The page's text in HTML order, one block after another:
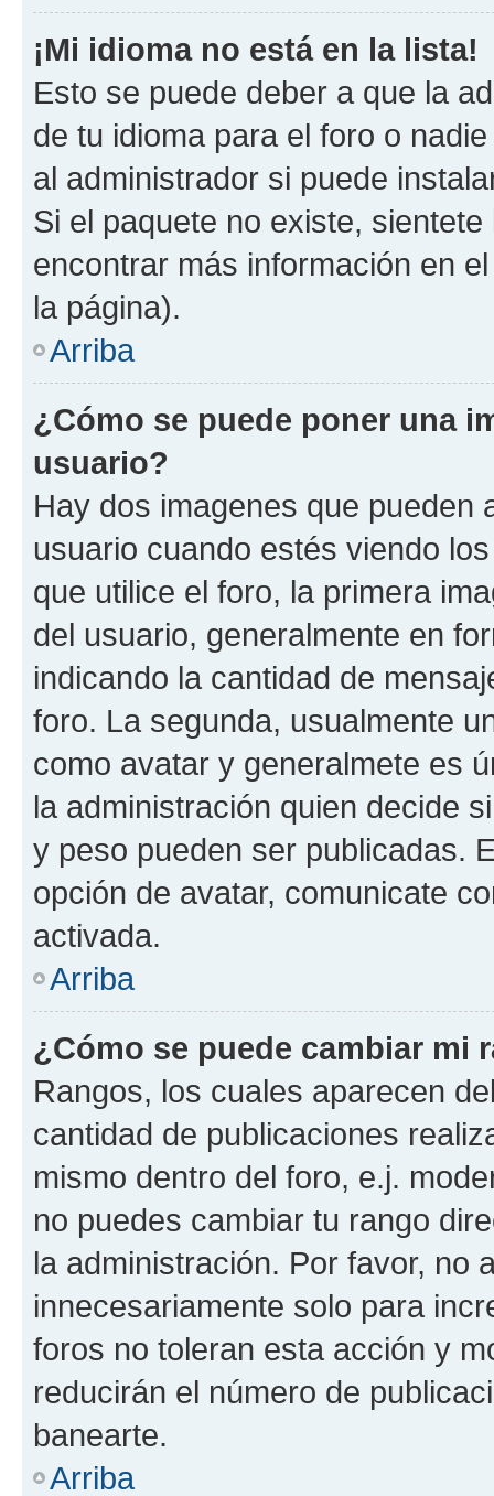
¡Mi idioma no está en la lista!
Esto se puede deber a que la
de tu idioma para el foro o
al administrador si puede
Si el paquete no existe,
encontrar más información en
la página).
Arriba
¿Cómo se puede poner una
usuario?
Hay dos imagenes que pueden
usuario cuando estés viendo
que utilice el foro, la primera
del usuario, generalmente en
indicando la cantidad de
foro. La segunda, usualmente
como avatar y generalmete es
la administración quien decide
y peso pueden ser publicadas.
opción de avatar, comunicate
activada.
Arriba
¿Cómo se puede cambiar mi
Rangos, los cuales aparecen
cantidad de publicaciones
mismo dentro del foro, e.j.
no puedes cambiar tu rango
la administración. Por favor, no
innecesariamente solo para
foros no toleran esta acción y
reducirán el número de
banearte.
Arriba